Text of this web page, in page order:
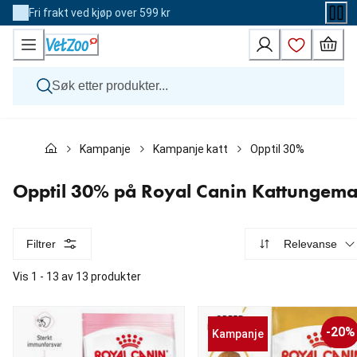
Skip
to
Content
Fri frakt ved kjøp over 599 kr
Katt
Andre dyr
Merker
Kampanje Kampanje katt Opptil 30% på
Opptil 30% på Royal Canin
Filtrer Relevanse
Vis 1 - 13 av 13 produkter
Kampanje -20%